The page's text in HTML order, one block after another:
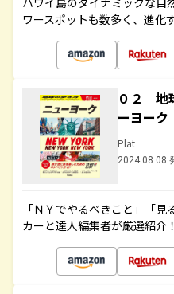
ワースポットも数多く、進化
０２ 地
ーヨーク
Plat
2024.08.08
「ＮＹでやるべきこと」「
カーと達人編集者が厳選紹介